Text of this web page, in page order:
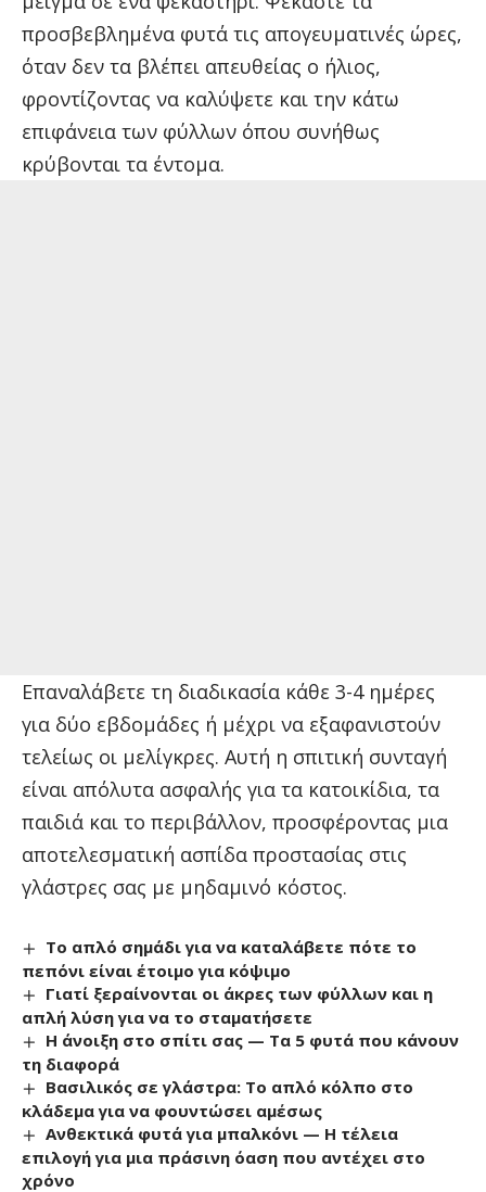
προσβεβλημένα φυτά τις απογευματινές ώρες,
όταν δεν τα βλέπει απευθείας ο ήλιος,
φροντίζοντας να καλύψετε και την κάτω
επιφάνεια των φύλλων όπου συνήθως
κρύβονται τα έντομα.
Επαναλάβετε τη διαδικασία κάθε 3-4 ημέρες
για δύο εβδομάδες ή μέχρι να εξαφανιστούν
τελείως οι μελίγκρες. Αυτή η σπιτική συνταγή
είναι απόλυτα ασφαλής για τα κατοικίδια, τα
παιδιά και το περιβάλλον, προσφέροντας μια
αποτελεσματική ασπίδα προστασίας στις
γλάστρες σας με μηδαμινό κόστος.
Το απλό σημάδι για να καταλάβετε πότε το
πεπόνι είναι έτοιμο για κόψιμο
Γιατί ξεραίνονται οι άκρες των φύλλων και η
απλή λύση για να το σταματήσετε
Η άνοιξη στο σπίτι σας — Τα 5 φυτά που κάνουν
τη διαφορά
Βασιλικός σε γλάστρα: Το απλό κόλπο στο
κλάδεμα για να φουντώσει αμέσως
Ανθεκτικά φυτά για μπαλκόνι — Η τέλεια
επιλογή για μια πράσινη όαση που αντέχει στο
χρόνο